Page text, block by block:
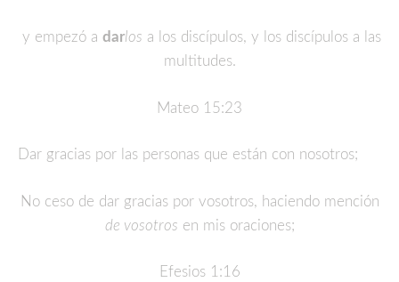
y empezó a darlos a los discípulos, y los discípulos a las
multitudes.
Mateo 15:23
Dar gracias por las personas que están con nosotros;
No ceso de dar gracias por vosotros, haciendo mención
de vosotros en mis oraciones;
Efesios 1:16